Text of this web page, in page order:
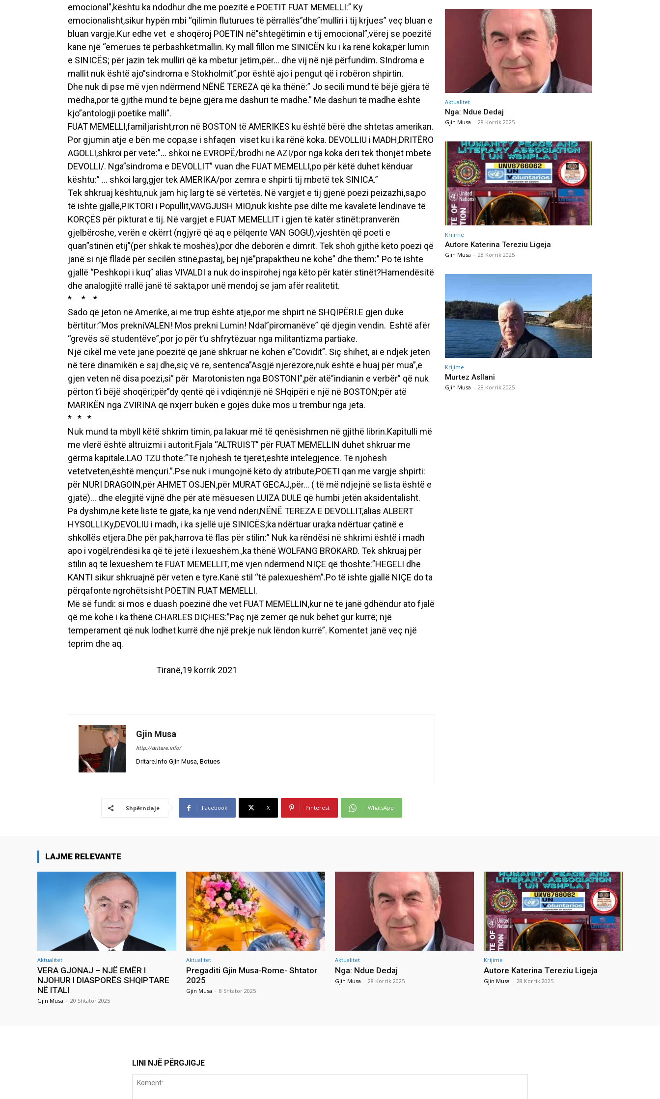
emocional”,kështu ka ndodhur dhe me poezitë e POETIT FUAT MEMELLI:” Ky
emocionalisht,sikur hypën mbi “qilimin fluturues të përrallës”dhe”mulliri i tij krjues” veç bluan e
bluan vargje.Kur edhe vet e shoqëroj POETIN në”shtegëtimin e tij emocional”,vërej se poezitë
kanë një “emërues të përbashkët:mallin. Ky mall fillon me SINICËN ku i ka rënë koka;për lumin
e SINICËS; për jazin tek mulliri që ka mbetur jetim,për… dhe vij në një përfundim. SIndroma e
mallit nuk është ajo”sindroma e Stokholmit”,por është ajo i pengut që i robëron shpirtin.
Dhe nuk di pse më vjen ndërmend NËNË TEREZA që ka thënë:” Jo secili mund të bëjë gjëra të
mëdha,por të gjithë mund të bëjnë gjëra me dashuri të madhe.” Me dashuri të madhe është
kjo”antologji poetike malli”.
FUAT MEMELLI,familjarisht,rron në BOSTON të AMERIKËS ku është bërë dhe shtetas amerikan.
Por gjumin atje e bën me copa,se i shfaqen viset ku i ka rënë koka. DEVOLLIU i MADH,DRITËRO
AGOLLI,shkroi për vete:”… shkoi në EVROPË/brodhi në AZI/por nga koka deri tek thonjët mbetë
DEVOLLI/. Nga”sindroma e DEVOLLIT” vuan dhe FUAT MEMELLI,po për këtë duhet kënduar
kështu:” … shkoi larg,gjer tek AMERIKA/por zemra e shpirti tij mbetë tek SINICA.”
Tek shkruaj kështu,nuk jam hiç larg të së vërtetës. Në vargjet e tij gjenë poezi peizazhi,sa,po
të ishte gjallë,PIKTORI i Popullit,VAVGJUSH MIO,nuk kishte pse dilte me kavaletë lëndinave të
KORÇËS për pikturat e tij. Në vargjet e FUAT MEMELLIT i gjen të katër stinët:pranverën
gjelbëroshe, verën e okërrt (ngjyrë që aq e pëlqente VAN GOGU),vjeshtën që poeti e
quan”stinën etij”(për shkak të moshës),por dhe dëborën e dimrit. Tek shoh gjithë këto poezi që
janë si një flladë për secilën stinë,pastaj, bëj një”prapaktheu në kohë” dhe them:” Po të ishte
gjallë “Peshkopi i kuq” alias VIVALDI a nuk do inspirohej nga këto për katër stinët?Hamendësitë
dhe analogjitë rrallë janë të sakta,por unë mendoj se jam afër realitetit.
* * *
Sado që jeton në Amerikë, ai me trup është atje,por me shpirt në SHQIPËRI.E gjen duke
bërtitur:”Mos prekniVALËN! Mos prekni Lumin! Ndal”piromanëve” që djegin vendin. Është afër
“grevës së studentëve”,por jo për t’u shfrytëzuar nga militantizma partiake.
Një cikël më vete janë poezitë që janë shkruar në kohën e”Covidit”. Siç shihet, ai e ndjek jetën
në tërë dinamikën e saj dhe,siç vë re, sentenca”Asgjë njerëzore,nuk është e huaj për mua”,e
gjen veten në disa poezi,si” për Marotonisten nga BOSTONI”,për atë”indianin e verbër” që nuk
përton t’i bëjë shoqëri;për”dy qentë që i vdiqën:një në SHqipëri e një në BOSTON;për atë
MARIKËN nga ZVIRINA që nxjerr bukën e gojës duke mos u trembur nga jeta.
* * *
Nuk mund ta mbyll këtë shkrim timin, pa lakuar më të qenësishmen në gjithë librin.Kapitulli më
me vlerë është altruizmi i autorit.Fjala “ALTRUIST” për FUAT MEMELLIN duhet shkruar me
gërma kapitale.LAO TZU thotë:”Të njohësh të tjerët,është intelegjencë. Të njohësh
vetetveten,është mençuri.”.Pse nuk i mungojnë këto dy atribute,POETI qan me vargje shpirti:
për NURI DRAGOIN,për AHMET OSJEN,për MURAT GECAJ,për… ( të më ndjejnë se lista është e
gjatë)… dhe elegjitë vijnë dhe për atë mësuesen LUIZA DULE që humbi jetën aksidentalisht.
Pa dyshim,në këtë listë të gjatë, ka një vend nderi,NËNË TEREZA E DEVOLLIT,alias ALBERT
HYSOLLI.Ky,DEVOLIU i madh, i ka sjellë ujë SINICËS;ka ndërtuar ura;ka ndërtuar çatinë e
shkollës etjera.Dhe për pak,harrova të flas për stilin:” Nuk ka rëndësi në shkrimi është i madh
apo i vogël,rëndësi ka që të jetë i lexueshëm.,ka thënë WOLFANG BROKARD. Tek shkruaj për
stilin aq të lexueshëm të FUAT MEMELLIT, më vjen ndërmend NIÇE që thoshte:”HEGELI dhe
KANTI sikur shkruajnë për veten e tyre.Kanë stil “të palexueshëm”.Po të ishte gjallë NIÇE do ta
përqafonte ngrohëtsisht POETIN FUAT MEMELLI.
Më së fundi: si mos e duash poezinë dhe vet FUAT MEMELLIN,kur në të janë gdhëndur ato fjalë
që me kohë i ka thënë CHARLES DIÇHES:”Paç një zemër që nuk bëhet gur kurrë; një
temperament që nuk lodhet kurrë dhe një prekje nuk lëndon kurrë”. Komentet janë veç një
teprim dhe aq.
Tiranë,19 korrik 2021
Gjin Musa
http://dritare.info/
Dritare.Info Gjin Musa, Botues
Shpërndaje Facebook X Pinterest WhatsApp
Aktualitet
Nga: Ndue Dedaj
Gjin Musa - 28 Korrik 2025
Krijime
Autore Katerina Tereziu Ligeja
Gjin Musa - 28 Korrik 2025
Krijime
Murtez Asllani
Gjin Musa - 28 Korrik 2025
LAJME RELEVANTE
Aktualitet
VERA GJONAJ – NJË EMËR I
NJOHUR I DIASPORËS SHQIPTARE
NË ITALI
Gjin Musa - 20 Shtator 2025
Aktualitet
Pregaditi Gjin Musa-Rome- Shtator
2025
Gjin Musa - 8 Shtator 2025
Aktualitet
Nga: Ndue Dedaj
Gjin Musa - 28 Korrik 2025
Krijime
Autore Katerina Tereziu Ligeja
Gjin Musa - 28 Korrik 2025
LINI NJË PËRGJIGJE